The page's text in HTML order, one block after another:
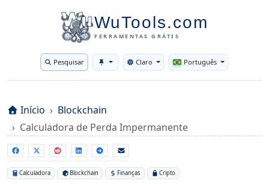
WuTools.com
FERRAMENTAS GRÁTIS
Pesquisar Toggle theme
Claro Português
Início
Blockchain
Calculadora de Perda Impermanente
Calculadora Blockchain Finanças Cripto